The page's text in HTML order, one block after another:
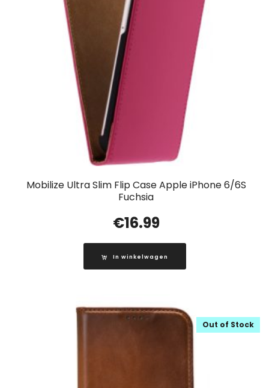
Mobilize Ultra Slim Flip Case Apple iPhone 6/6S
Fuchsia
€16.99
In winkelwagen
Out of Stock